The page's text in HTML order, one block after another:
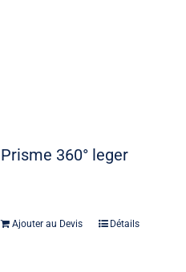
Prisme 360° leger
Ajouter au Devis Détails